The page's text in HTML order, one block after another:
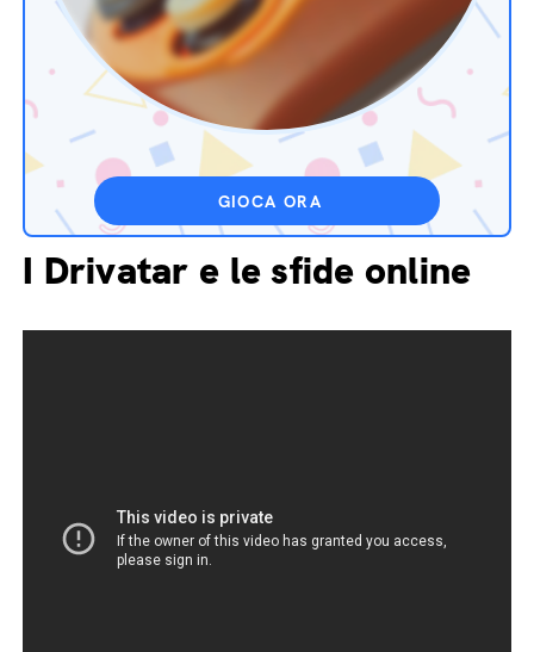
GIOCA ORA
I Drivatar e le sfide online